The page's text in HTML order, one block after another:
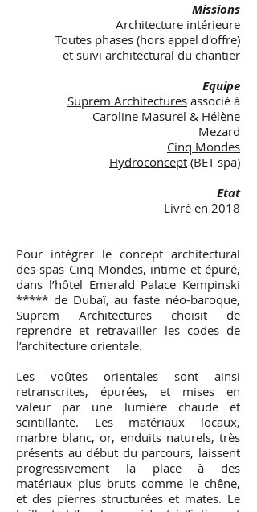
Missions
Architecture intérieure
Toutes phases (hors appel d'offre)
et suivi architectural du chantier
Equipe
Suprem Architectures associé à
Caroline Masurel & Hélène
Mezard
Cinq Mondes
Hydroconcept (BET spa)
Etat
Livré en 2018
Pour intégrer le concept architectural
des spas Cinq Mondes, intime et épuré,
dans l’hôtel Emerald Palace Kempinski
***** de Dubaï, au faste néo-baroque,
Suprem Architectures choisit de
reprendre et retravailler les codes de
l’architecture orientale.
Les voûtes orientales sont ainsi
retranscrites, épurées, et mises en
valeur par une lumière chaude et
scintillante. Les matériaux locaux,
marbre blanc, or, enduits naturels, très
présents au début du parcours, laissent
progressivement la place à des
matériaux plus bruts comme le chêne,
et des pierres structurées et mates. Le